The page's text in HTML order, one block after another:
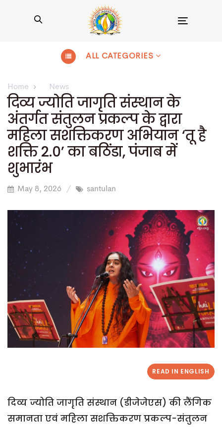
ALL CATEGORIES
Home News
दिव्य ज्योति जागृति संस्थान के
अंतर्गत संतुलन प्रकल्प के द्वारा
महिला सशक्तिकरण अभियान ‘तू है
शक्ति 2.0’ का बठिंडा, पंजाब में
शुभारंभ
May 8, 2026 santulan
READ IN ENGLISH
दिव्य ज्योति जागृति संस्थान (डीजेजेएस) की लैंगिक
समानता एवं महिला सशक्तिकरण प्रकल्प-संतुलन